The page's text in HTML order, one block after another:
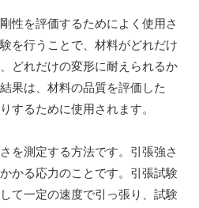
性を評価するためによく使用さ
を行うことで、材料がどれだけ
どれだけの変形に耐えられるか
果は、材料の品質を評価した
するために使用されます。
を測定する方法です。引張強さ
かる応力のことです。引張試験
て一定の速度で引っ張り、試験